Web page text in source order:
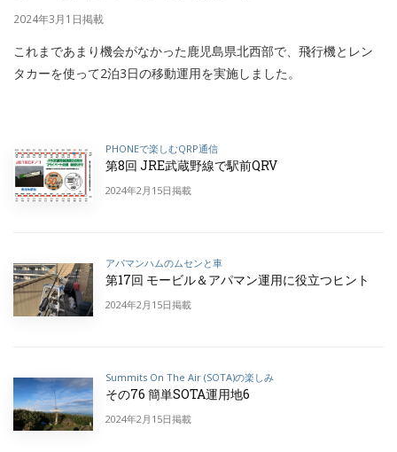
2024年3月1日掲載
これまであまり機会がなかった鹿児島県北西部で、飛行機とレン
タカーを使って2泊3日の移動運用を実施しました。
PHONEで楽しむQRP通信
第8回 JRE武蔵野線で駅前QRV
2024年2月15日掲載
アパマンハムのムセンと車
第17回 モービル＆アパマン運用に役立つヒント
2024年2月15日掲載
Summits On The Air (SOTA)の楽しみ
その76 簡単SOTA運用地6
2024年2月15日掲載